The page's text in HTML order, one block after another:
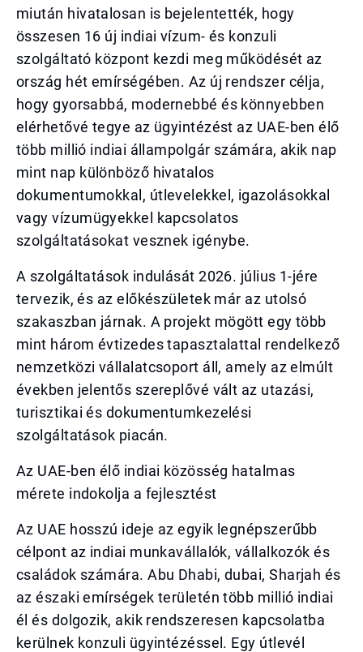
miután hivatalosan is bejelentették, hogy
összesen 16 új indiai vízum- és konzuli
szolgáltató központ kezdi meg működését az
ország hét emírségében. Az új rendszer célja,
hogy gyorsabbá, modernebbé és könnyebben
elérhetővé tegye az ügyintézést az UAE-ben élő
több millió indiai állampolgár számára, akik nap
mint nap különböző hivatalos
dokumentumokkal, útlevelekkel, igazolásokkal
vagy vízumügyekkel kapcsolatos
szolgáltatásokat vesznek igénybe.
A szolgáltatások indulását 2026. július 1-jére
tervezik, és az előkészületek már az utolsó
szakaszban járnak. A projekt mögött egy több
mint három évtizedes tapasztalattal rendelkező
nemzetközi vállalatcsoport áll, amely az elmúlt
években jelentős szereplővé vált az utazási,
turisztikai és dokumentumkezelési
szolgáltatások piacán.
Az UAE-ben élő indiai közösség hatalmas
mérete indokolja a fejlesztést
Az UAE hosszú ideje az egyik legnépszerűbb
célpont az indiai munkavállalók, vállalkozók és
családok számára. Abu Dhabi, dubai, Sharjah és
az északi emírségek területén több millió indiai
él és dolgozik, akik rendszeresen kapcsolatba
kerülnek konzuli ügyintézéssel. Egy útlevél